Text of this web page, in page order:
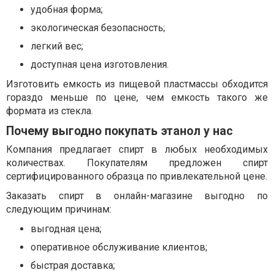
удобная форма;
экологическая безопасность;
легкий вес;
доступная цена изготовления.
Изготовить емкость из пищевой пластмассы обходится
гораздо меньше по цене, чем емкость такого же
формата из стекла.
Почему выгодно покупать этанол у нас
Компания предлагает спирт в любых необходимых
количествах. Покупателям предложен спирт
сертифицированного образца по привлекательной цене.
Заказать спирт в онлайн-магазине выгодно по
следующим причинам:
выгодная цена;
оперативное обслуживание клиентов;
быстрая доставка;